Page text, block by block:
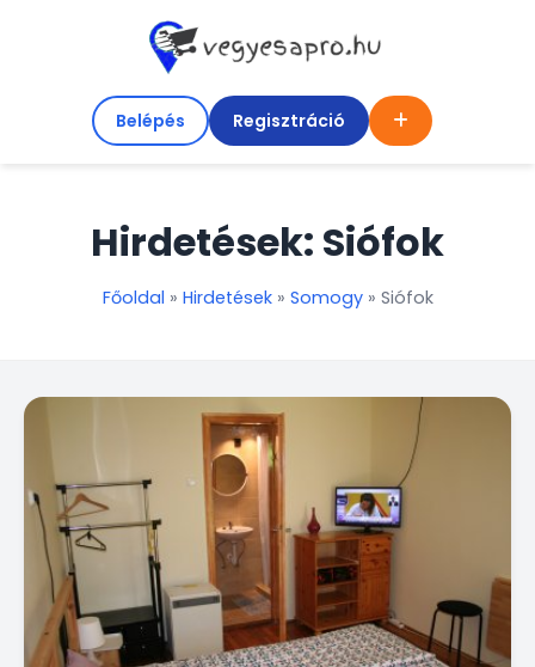
Belépés Regisztráció
Hirdetések: Siófok
Főoldal » Hirdetések» Somogy» Siófok